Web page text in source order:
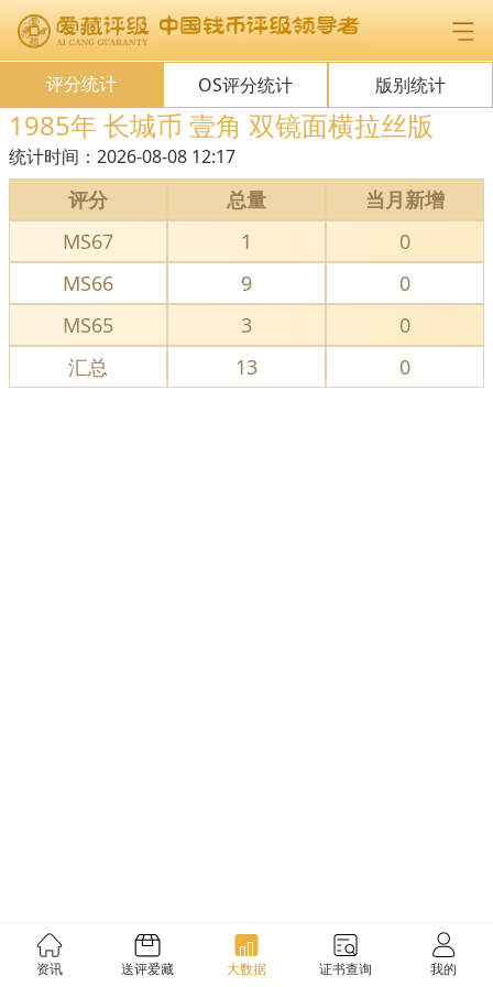
评分统计 OS评分统计 版别统计
1985年 长城币 壹角 双镜面横拉丝版
统计时间： 2026-08-08 12:17
评分 总量
当月新增
MS67
1
0
MS66
9
0
MS65
3
0
汇总
13 0
资讯 送评爱藏 大数据 证书查询 我的